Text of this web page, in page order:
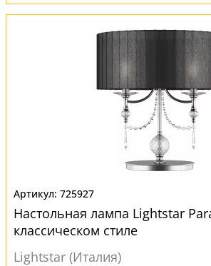
725927
Настольная лампа Lightstar
классическом стиле
Lightstar (Италия)